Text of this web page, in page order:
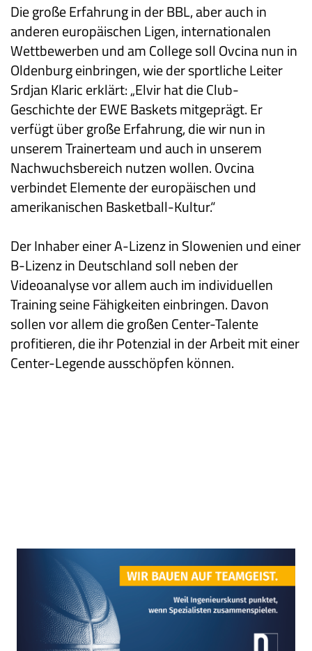
Die große Erfahrung in der BBL, aber auch in
anderen europäischen Ligen, internationalen
Wettbewerben und am College soll Ovcina nun in
Oldenburg einbringen, wie der sportliche Leiter
Srdjan Klaric erklärt: „Elvir hat die Club-
Geschichte der EWE Baskets mitgeprägt. Er
verfügt über große Erfahrung, die wir nun in
unserem Trainerteam und auch in unserem
Nachwuchsbereich nutzen wollen. Ovcina
verbindet Elemente der europäischen und
amerikanischen Basketball-Kultur.“
Der Inhaber einer A-Lizenz in Slowenien und einer
B-Lizenz in Deutschland soll neben der
Videoanalyse vor allem auch im individuellen
Training seine Fähigkeiten einbringen. Davon
sollen vor allem die großen Center-Talente
profitieren, die ihr Potenzial in der Arbeit mit einer
Center-Legende ausschöpfen können.